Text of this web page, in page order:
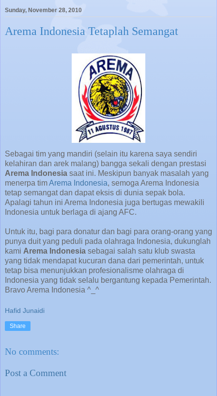
Sunday, November 28, 2010
Arema Indonesia Tetaplah Semangat
Sebagai tim yang mandiri (selain itu karena saya sendiri
kelahiran dan arek malang) bangga sekali dengan prestasi
Arema Indonesia saat ini. Meskipun banyak masalah yang
menerpa timArema Indonesia, semoga Arema Indonesia
tetap semangat dan dapat eksis di dunia sepak bola.
Apalagi tahun ini Arema Indonesia juga bertugas mewakili
Indonesia untuk berlaga di ajang AFC.
Untuk itu, bagi para donatur dan bagi para orang-orang yang
punya duit yang peduli pada olahraga Indonesia, dukunglah
kami Arema Indonesia sebagai salah satu klub swasta
yang tidak mendapat kucuran dana dari pemerintah, untuk
tetap bisa menunjukkan profesionalisme olahraga di
Indonesia yang tidak selalu bergantung kepada Pemerintah.
Bravo Arema Indonesia ^_^
Hafid Junaidi
Share
No comments:
Post a Comment